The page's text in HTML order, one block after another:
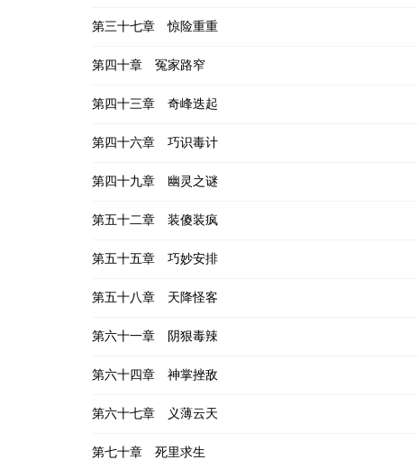
第三十七章 惊险重重
第四十章 冤家路窄
第四十三章 奇峰迭起
第四十六章 巧识毒计
第四十九章 幽灵之谜
第五十二章 装傻装疯
第五十五章 巧妙安排
第五十八章 天降怪客
第六十一章 阴狠毒辣
第六十四章 神掌挫敌
第六十七章 义薄云天
第七十章 死里求生